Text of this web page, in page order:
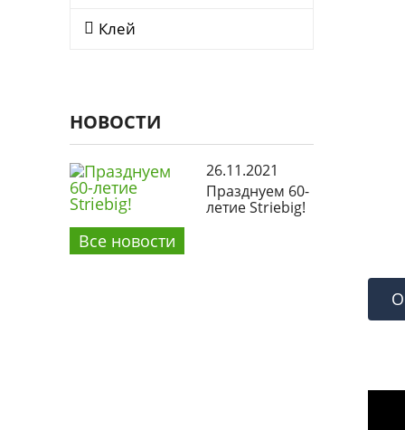
Клей
НОВОСТИ
26.11.2021
Празднуем 60-
летие Striebig!
Все новости